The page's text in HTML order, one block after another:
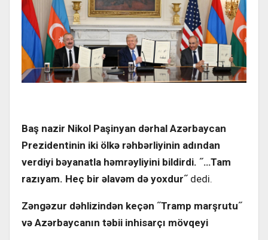
Baş nazir Nikol Paşinyan dərhal Azərbaycan
Prezidentinin iki ölkə rəhbərliyinin adından
verdiyi bəyanatla həmrəyliyini bildirdi. ˝…Tam
razıyam. Heç bir əlavəm də yoxdur˝ dedi.
Zəngəzur dəhlizindən keçən ˝Tramp marşrutu˝
və Azərbaycanın təbii inhisarçı mövqeyi